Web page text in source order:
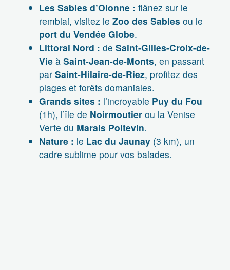
Les Sables d’Olonne : flânez sur le
remblai, visitez le Zoo des Sables ou le
port du Vendée Globe.
Littoral Nord : de Saint-Gilles-Croix-de-
Vie à Saint-Jean-de-Monts, en passant
par Saint-Hilaire-de-Riez, profitez des
plages et forêts domaniales.
Grands sites : l’incroyable Puy du Fou
(1h), l’île de Noirmoutier ou la Venise
Verte du Marais Poitevin.
Nature : le Lac du Jaunay (3 km), un
cadre sublime pour vos balades.